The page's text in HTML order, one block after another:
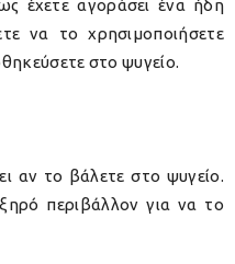
έχετε αγοράσει ένα ήδη
να το χρησιμοποιήσετε
στο ψυγείο.
αν το βάλετε στο ψυγείο.
περιβάλλον για να το